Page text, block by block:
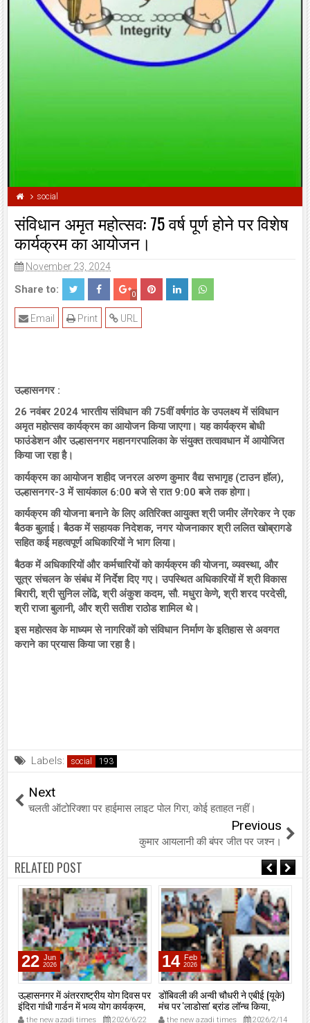
social
संविधान अमृत महोत्सव: 75 वर्ष पूर्ण होने पर विशेष
कार्यक्रम का आयोजन।
November 23, 2024
Share to: 0
URL
Print
Email
उल्हासनगर :
26 नवंबर 2024 भारतीय संविधान की 75वीं वर्षगांठ के उपलक्ष्य में संविधान
अमृत महोत्सव कार्यक्रम का आयोजन किया जाएगा। यह कार्यक्रम बोधी
फाउंडेशन और उल्हासनगर महानगरपालिका के संयुक्त तत्वावधान में आयोजित
किया जा रहा है।
कार्यक्रम का आयोजन शहीद जनरल अरुण कुमार वैद्य सभागृह (टाउन हॉल),
उल्हासनगर-3 में सायंकाल 6:00 बजे से रात 9:00 बजे तक होगा।
कार्यक्रम की योजना बनाने के लिए अतिरिक्त आयुक्त श्री जमीर लेंगरेकर ने एक
बैठक बुलाई। बैठक में सहायक निदेशक, नगर योजनाकार श्री ललित खोब्रागडे
सहित कई महत्वपूर्ण अधिकारियों ने भाग लिया।
बैठक में अधिकारियों और कर्मचारियों को कार्यक्रम की योजना, व्यवस्था, और
सूत्र संचलन के संबंध में निर्देश दिए गए। उपस्थित अधिकारियों में श्री विकास
बिरारी, श्री सुनिल लोंढे, श्री अंकुश कदम, सौ. मधुरा केणे, श्री शरद परदेसी,
श्री राजा बुलानी, और श्री सतीश राठोड शामिल थे।
इस महोत्सव के माध्यम से नागरिकों को संविधान निर्माण के इतिहास से अवगत
कराने का प्रयास किया जा रहा है।
Labels: social
Next
चलती ऑटोरिक्शा पर हाईमास लाइट पोल गिरा, कोई हताहत नहीं।
Previous
कुमार आयलानी की बंपर जीत पर जश्न।
RELATED POST
22 Jun
2026
उल्हासनगर में अंतरराष्ट्रीय योग दिवस पर
इंदिरा गांधी गार्डन में भव्य योग कार्यक्रम,
नगरसेविका प्रीति माखीजा और खेल-
the new azadi times 2026/6/22
14 Feb
2026
डोंबिवली की अन्वी चौधरी ने एबीई (यूके)
मंच पर 'लाडोसा' ब्रांड लॉन्च किया,
राजस्थानी महिलाओं को दिलाई पहचान।
the new azadi times 2026/2/14